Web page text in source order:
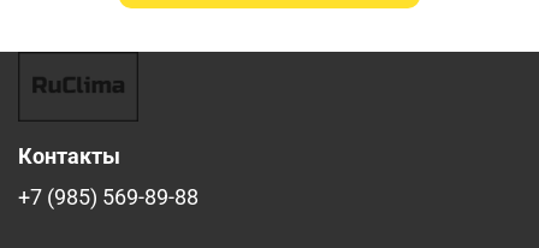
Контакты
+7 (985) 569-89-88